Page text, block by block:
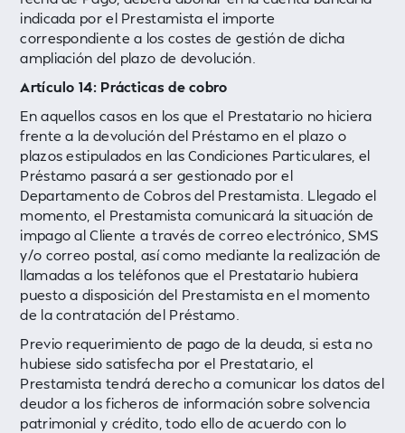
indicada por el Prestamista el importe
correspondiente a los costes de gestión de dicha
ampliación del plazo de devolución.
Artículo 14: Prácticas de cobro
En aquellos casos en los que el Prestatario no hiciera
frente a la devolución del Préstamo en el plazo o
plazos estipulados en las Condiciones Particulares, el
Préstamo pasará a ser gestionado por el
Departamento de Cobros del Prestamista. Llegado el
momento, el Prestamista comunicará la situación de
impago al Cliente a través de correo electrónico, SMS
y/o correo postal, así como mediante la realización de
llamadas a los teléfonos que el Prestatario hubiera
puesto a disposición del Prestamista en el momento
de la contratación del Préstamo.
Previo requerimiento de pago de la deuda, si esta no
hubiese sido satisfecha por el Prestatario, el
Prestamista tendrá derecho a comunicar los datos del
deudor a los ficheros de información sobre solvencia
patrimonial y crédito, todo ello de acuerdo con lo